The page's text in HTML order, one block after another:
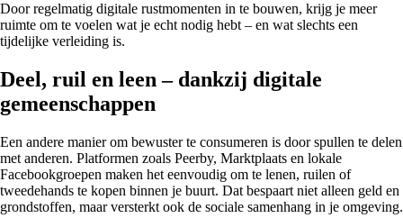
Door regelmatig digitale rustmomenten in te bouwen, krijg je meer
ruimte om te voelen wat je echt nodig hebt – en wat slechts een
tijdelijke verleiding is.
Deel, ruil en leen – dankzij digitale
gemeenschappen
Een andere manier om bewuster te consumeren is door spullen te delen
met anderen. Platformen zoals Peerby, Marktplaats en lokale
Facebookgroepen maken het eenvoudig om te lenen, ruilen of
tweedehands te kopen binnen je buurt. Dat bespaart niet alleen geld en
grondstoffen, maar versterkt ook de sociale samenhang in je omgeving.